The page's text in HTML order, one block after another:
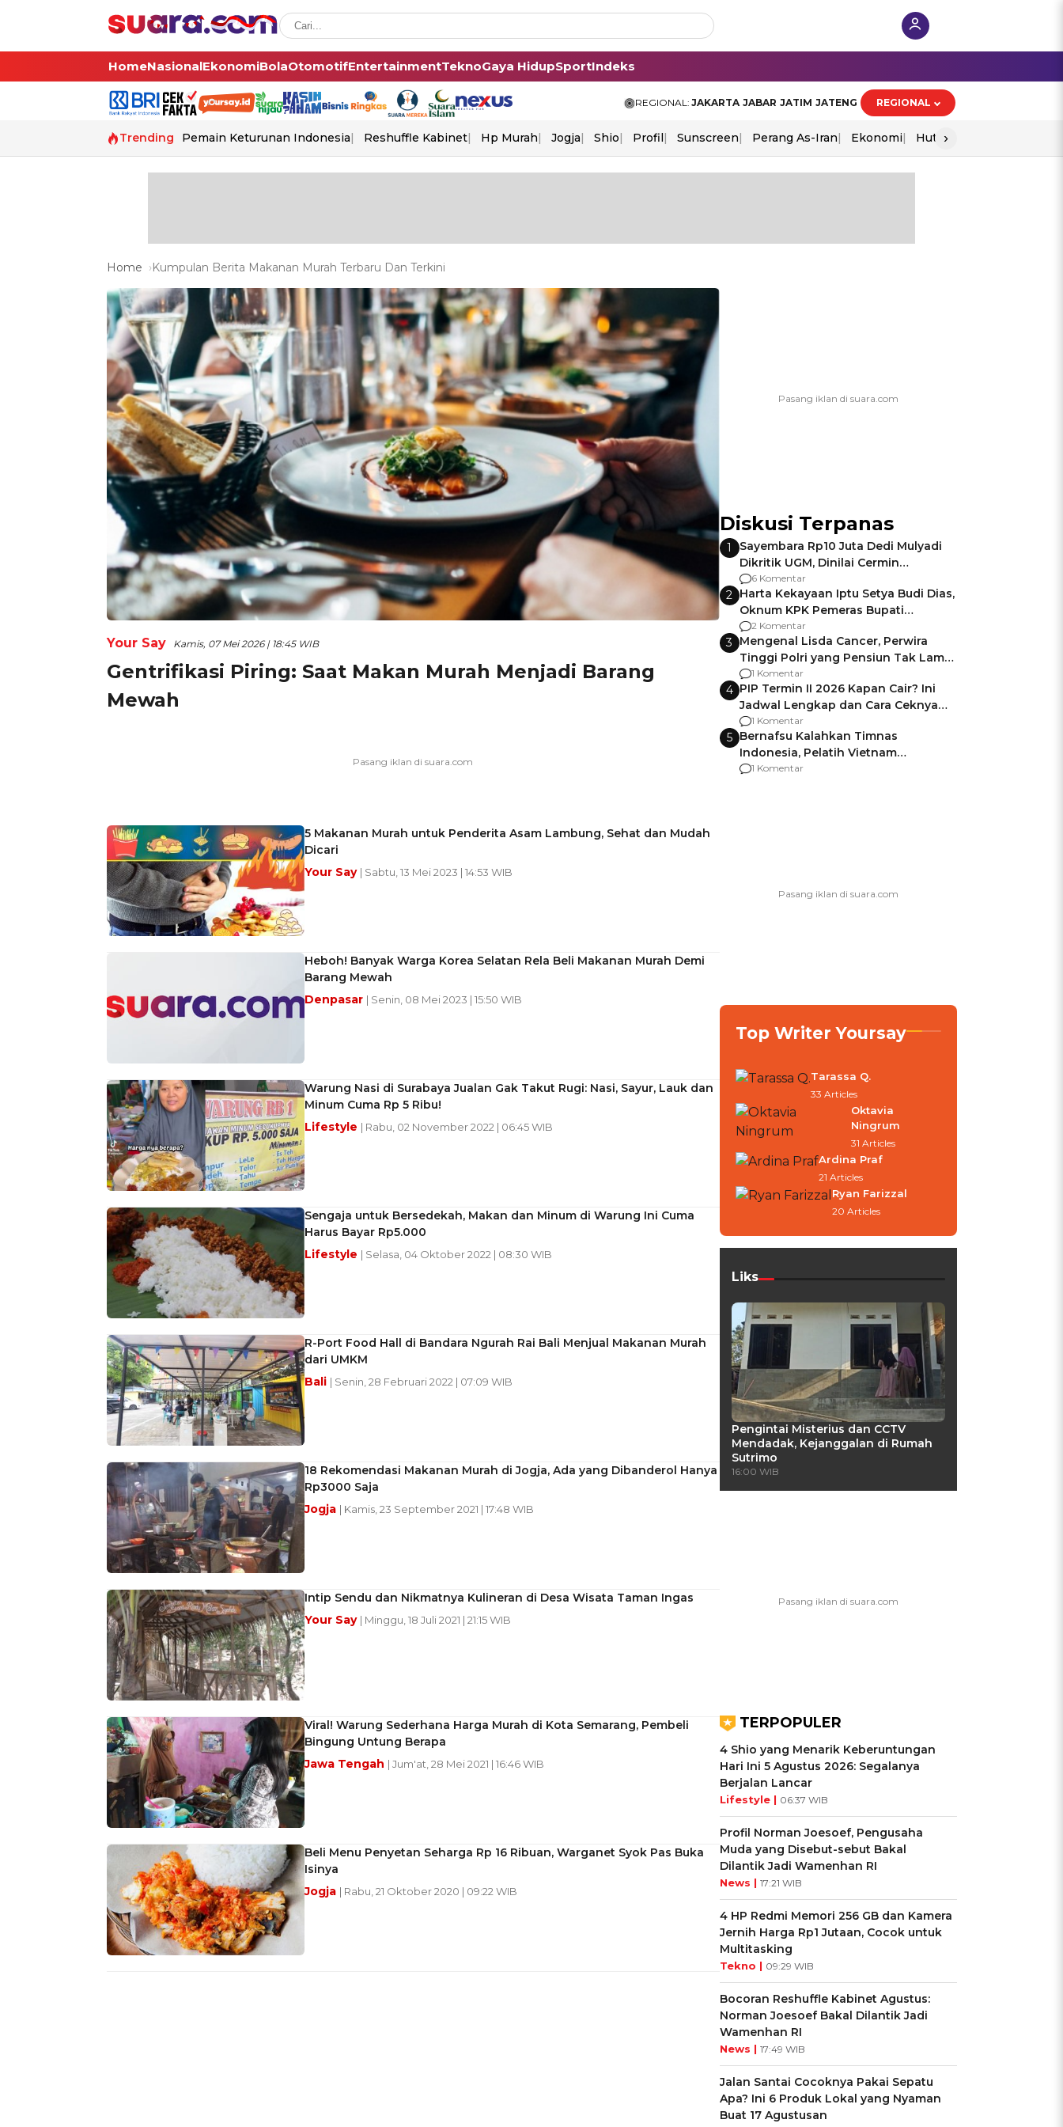
HomeNasionalEkonomiBolaOtomotifEntertainmentTeknoGaya HidupSportIndeks
REGIONAL: JAKARTA JABAR JATIM JATENG REGIONAL
Trending Pemain Keturunan Indonesia Reshuffle Kabinet Hp Murah Jogja Shio Profil Sunscreen Perang As-Iran Ekonomi Hut Ri
›
Home Kumpulan Berita Makanan Murah Terbaru Dan Terkini
Your Say Kamis, 07 Mei 2026 | 18:45 WIB
Gentrifikasi Piring: Saat Makan Murah Menjadi Barang
Mewah
5 Makanan Murah untuk Penderita Asam Lambung, Sehat dan Mudah
Dicari
Your Say | Sabtu, 13 Mei 2023 | 14:53 WIB
Heboh! Banyak Warga Korea Selatan Rela Beli Makanan Murah Demi
Barang Mewah
Denpasar | Senin, 08 Mei 2023 | 15:50 WIB
Warung Nasi di Surabaya Jualan Gak Takut Rugi: Nasi, Sayur, Lauk dan
Minum Cuma Rp 5 Ribu!
Lifestyle | Rabu, 02 November 2022 | 06:45 WIB
Sengaja untuk Bersedekah, Makan dan Minum di Warung Ini Cuma
Harus Bayar Rp5.000
Lifestyle | Selasa, 04 Oktober 2022 | 08:30 WIB
R-Port Food Hall di Bandara Ngurah Rai Bali Menjual Makanan Murah
dari UMKM
Bali | Senin, 28 Februari 2022 | 07:09 WIB
18 Rekomendasi Makanan Murah di Jogja, Ada yang Dibanderol Hanya
Rp3000 Saja
Jogja | Kamis, 23 September 2021 | 17:48 WIB
Intip Sendu dan Nikmatnya Kulineran di Desa Wisata Taman Ingas
Your Say | Minggu, 18 Juli 2021 | 21:15 WIB
Viral! Warung Sederhana Harga Murah di Kota Semarang, Pembeli
Bingung Untung Berapa
Jawa Tengah | Jum'at, 28 Mei 2021 | 16:46 WIB
Beli Menu Penyetan Seharga Rp 16 Ribuan, Warganet Syok Pas Buka
Isinya
Jogja | Rabu, 21 Oktober 2020 | 09:22 WIB
Diskusi Terpanas
1
Sayembara Rp10 Juta Dedi Mulyadi
Dikritik UGM, Dinilai Cermin
Gagalnya Negara Jamin Keamanan
6 Komentar
2 Harta Kekayaan Iptu Setya Budi Dias,
Oknum KPK Pemeras Bupati
Pemalang
2 Komentar
3 Mengenal Lisda Cancer, Perwira
Tinggi Polri yang Pensiun Tak Lama
Usai Jadi Brigjen
1 Komentar
4 PIP Termin II 2026 Kapan Cair? Ini
Jadwal Lengkap dan Cara Ceknya
agar Dana Tidak Hangus!
1 Komentar
5 Bernafsu Kalahkan Timnas
Indonesia, Pelatih Vietnam
Berencana Pakai Jimat di Pakansari
1 Komentar
Top Writer Yoursay
Tarassa Q.
33 Articles
Oktavia
Ningrum
31 Articles
Ardina Praf
21 Articles
Ryan Farizzal
20 Articles
Liks
Pengintai Misterius dan CCTV
Mendadak, Kejanggalan di Rumah
Sutrimo
16:00 WIB
TERPOPULER
4 Shio yang Menarik Keberuntungan
Hari Ini 5 Agustus 2026: Segalanya
Berjalan Lancar
Lifestyle | 06:37 WIB
Profil Norman Joesoef, Pengusaha
Muda yang Disebut-sebut Bakal
Dilantik Jadi Wamenhan RI
News | 17:21 WIB
4 HP Redmi Memori 256 GB dan Kamera
Jernih Harga Rp1 Jutaan, Cocok untuk
Multitasking
Tekno | 09:29 WIB
Bocoran Reshuffle Kabinet Agustus:
Norman Joesoef Bakal Dilantik Jadi
Wamenhan RI
News | 17:49 WIB
Jalan Santai Cocoknya Pakai Sepatu
Apa? Ini 6 Produk Lokal yang Nyaman
Buat 17 Agustusan